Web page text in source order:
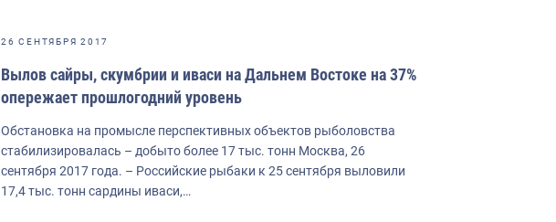
26 СЕНТЯБРЯ 2017
Вылов сайры, скумбрии и иваси на Дальнем Востоке на 37%
опережает прошлогодний уровень
Обстановка на промысле перспективных объектов рыболовства
стабилизировалась – добыто более 17 тыс. тонн Москва, 26
сентября 2017 года. – Российские рыбаки к 25 сентября выловили
17,4 тыс. тонн сардины иваси,…